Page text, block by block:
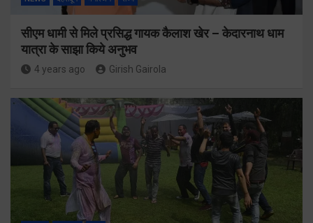
सीएम धामी से मिले प्रसिद्ध गायक कैलाश खेर – केदारनाथ धाम
यात्रा के साझा किये अनुभव
4 years ago Girish Gairola